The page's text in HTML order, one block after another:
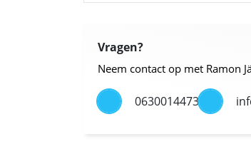
Vragen?
Neem contact op met Ramon
0630014473